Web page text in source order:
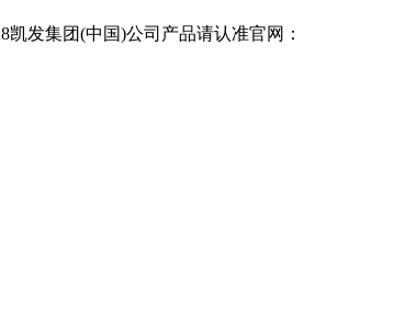
发集团(中国)公司产品请认准官网：